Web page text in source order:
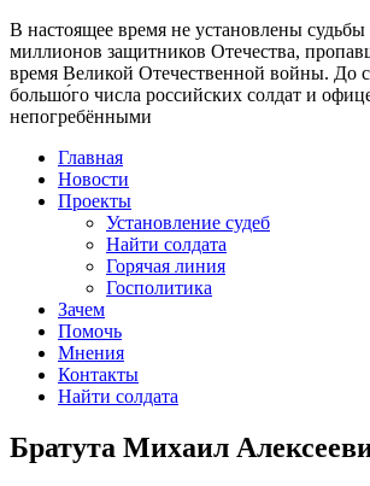
В настоящее время не установлены судьбы
миллионов защитников Отечества,
время Великой Отечественной войны. До
большо́го числа российских солдат и
непогребёнными
Главная
Новости
Проекты
Установление судеб
Найти солдата
Горячая линия
Госполитика
Зачем
Помочь
Мнения
Контакты
Найти солдата
Братута Михаил